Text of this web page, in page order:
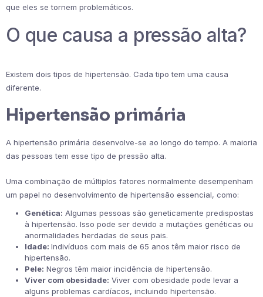
que eles se tornem problemáticos.
O que causa a pressão alta?
Existem dois tipos de hipertensão. Cada tipo tem uma causa
diferente.
Hipertensão primária
A hipertensão primária desenvolve-se ao longo do tempo. A maioria
das pessoas tem esse tipo de pressão alta.
Uma combinação de múltiplos fatores normalmente desempenham
um papel no desenvolvimento de hipertensão essencial, como:
Genética: Algumas pessoas são geneticamente predispostas
à hipertensão. Isso pode ser devido a mutações genéticas ou
anormalidades herdadas de seus pais.
Idade: Indivíduos com mais de 65 anos têm maior risco de
hipertensão.
Pele: Negros têm maior incidência de hipertensão.
Viver com obesidade: Viver com obesidade pode levar a
alguns problemas cardíacos, incluindo hipertensão.